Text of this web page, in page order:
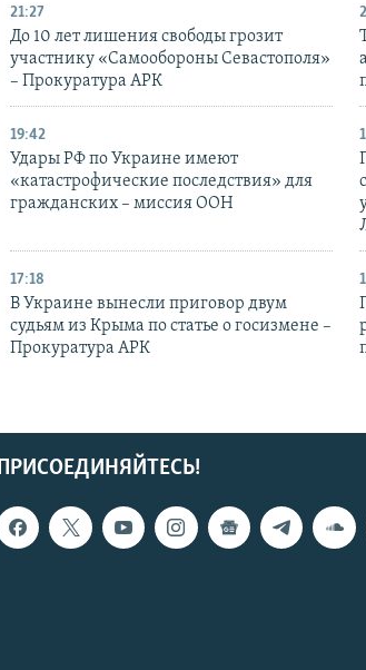
21:27
До 10 лет лишения свободы грозит
участнику «Самообороны Севастополя»
– Прокуратура АРК
19:42
Удары РФ по Украине имеют
«катастрофические последствия» для
гражданских – миссия ООН
17:18
В Украине вынесли приговор двум
судьям из Крыма по статье о госизмене –
Прокуратура АРК
ПРИСОЕДИНЯЙТЕСЬ!